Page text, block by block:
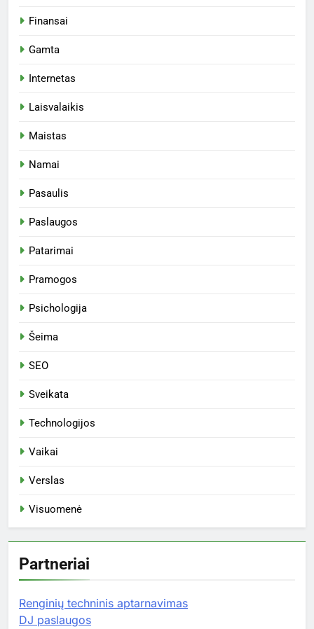
Finansai
Gamta
Internetas
Laisvalaikis
Maistas
Namai
Pasaulis
Paslaugos
Patarimai
Pramogos
Psichologija
Šeima
SEO
Sveikata
Technologijos
Vaikai
Verslas
Visuomenė
Partneriai
Renginių techninis aptarnavimas
DJ paslaugos